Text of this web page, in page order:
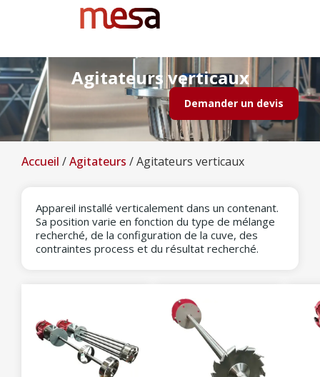
Agitateurs verticaux
Demander un devis
Accueil /Agitateurs /Agitateurs verticaux
Appareil installé verticalement dans un contenant.
Sa position varie en fonction du type de mélange
recherché, de la configuration de la cuve, des
contraintes process et du résultat recherché.